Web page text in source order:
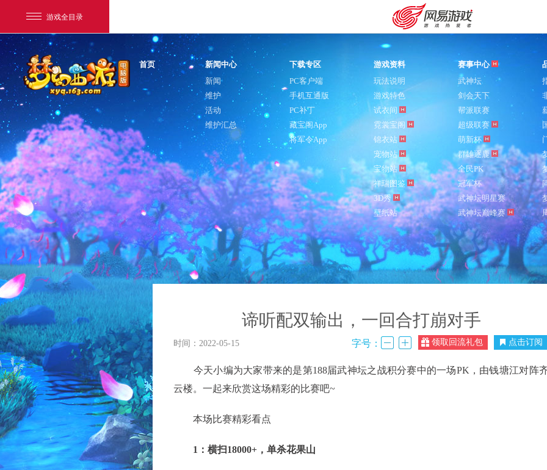
游戏全目录
网易游戏
游戏爱好者
我的足迹： 梦幻西游电脑版
购卡充值 客服中心
首页 新闻中心 下载专区 游戏资料 赛事中心
新闻
维护
活动
维护汇总
PC客户端
手机互通版
PC补丁
藏宝阁App
将军令App
玩法说明
游戏特色
试衣间
霓裳宝阁
锦衣站
宠物站
宝物站
祥瑞图鉴
3D秀
壁纸站
武神坛
剑会天下
帮派联赛
超级联赛
萌新杯
群雄逐鹿
全民PK
冠军杯
武神坛明星赛
武神坛巅峰赛
谛听配双输出，一回合打崩对手
领取回流礼包 点击订阅
时间：2022-05-15 字号：
今天小编为大家带来的是第188届武神坛之战积分赛中的一场PK，由钱塘江对阵
云楼。一起来欣赏这场精彩的比赛吧~
本场比赛精彩看点
1：横扫18000+，单杀花果山